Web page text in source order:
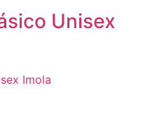
Unisex